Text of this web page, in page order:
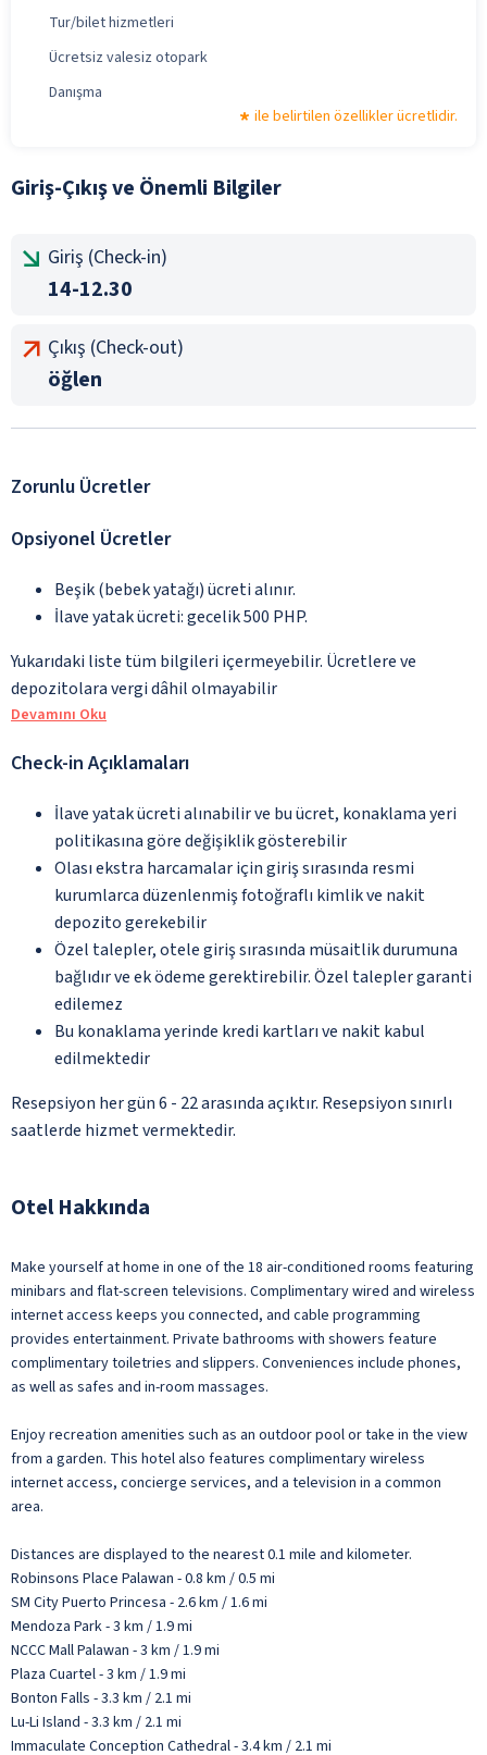
Tur/bilet hizmetleri
Ücretsiz valesiz otopark
Danışma
ile belirtilen özellikler ücretlidir.
Giriş-Çıkış ve Önemli Bilgiler
Giriş (Check-in)
14-12.30
Çıkış (Check-out)
öğlen
Zorunlu Ücretler
Opsiyonel Ücretler
Beşik (bebek yatağı) ücreti alınır.
İlave yatak ücreti: gecelik 500 PHP.
Yukarıdaki liste tüm bilgileri içermeyebilir. Ücretlere ve
depozitolara vergi dâhil olmayabilir
Devamını Oku
Check-in Açıklamaları
İlave yatak ücreti alınabilir ve bu ücret, konaklama yeri
politikasına göre değişiklik gösterebilir
Olası ekstra harcamalar için giriş sırasında resmi
kurumlarca düzenlenmiş fotoğraflı kimlik ve nakit
depozito gerekebilir
Özel talepler, otele giriş sırasında müsaitlik durumuna
bağlıdır ve ek ödeme gerektirebilir. Özel talepler garanti
edilemez
Bu konaklama yerinde kredi kartları ve nakit kabul
edilmektedir
Resepsiyon her gün 6 - 22 arasında açıktır. Resepsiyon sınırlı
saatlerde hizmet vermektedir.
Otel Hakkında
Make yourself at home in one of the 18 air-conditioned rooms featuring
minibars and flat-screen televisions. Complimentary wired and wireless
internet access keeps you connected, and cable programming
provides entertainment. Private bathrooms with showers feature
complimentary toiletries and slippers. Conveniences include phones,
as well as safes and in-room massages.
Enjoy recreation amenities such as an outdoor pool or take in the view
from a garden. This hotel also features complimentary wireless
internet access, concierge services, and a television in a common
area.
Distances are displayed to the nearest 0.1 mile and kilometer.
Robinsons Place Palawan - 0.8 km / 0.5 mi
SM City Puerto Princesa - 2.6 km / 1.6 mi
Mendoza Park - 3 km / 1.9 mi
NCCC Mall Palawan - 3 km / 1.9 mi
Plaza Cuartel - 3 km / 1.9 mi
Bonton Falls - 3.3 km / 2.1 mi
Lu-Li Island - 3.3 km / 2.1 mi
Immaculate Conception Cathedral - 3.4 km / 2.1 mi